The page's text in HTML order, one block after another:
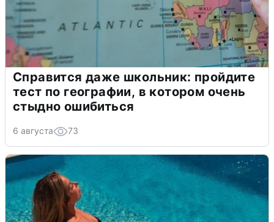
Справится даже школьник: пройдите
тест по географии, в котором очень
стыдно ошибиться
6 августа 73